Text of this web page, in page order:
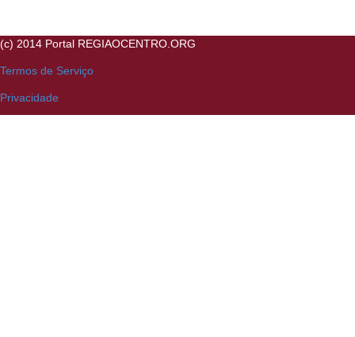
(c) 2014 Portal REGIAOCENTRO.ORG
Termos de Serviço
Privacidade